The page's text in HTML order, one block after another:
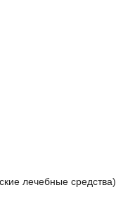
лечебные средства)